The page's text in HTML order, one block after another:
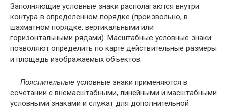
Заполняющие условные знаки располагаются внутри
контура в определенном порядке (произвольно, в
шахматном порядке, вертикальными или
горизонтальными рядами). Масштабные условные знаки
позволяют определить по карте действительные размеры
и площадь изображаемых объектов.
Пояснительные условные знаки применяются в
сочетании с внемасштабными, линейными и масштабными
условными знаками и служат для дополнительной